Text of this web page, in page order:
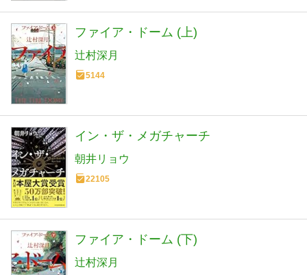
ファイア・ドーム (上)
辻村深月
5144
イン・ザ・メガチャーチ
朝井リョウ
22105
ファイア・ドーム (下)
辻村深月